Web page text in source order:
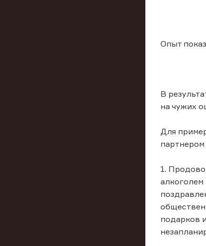
Опыт
В
на чужих
Для
партнером
1.
алкоголем
подарков